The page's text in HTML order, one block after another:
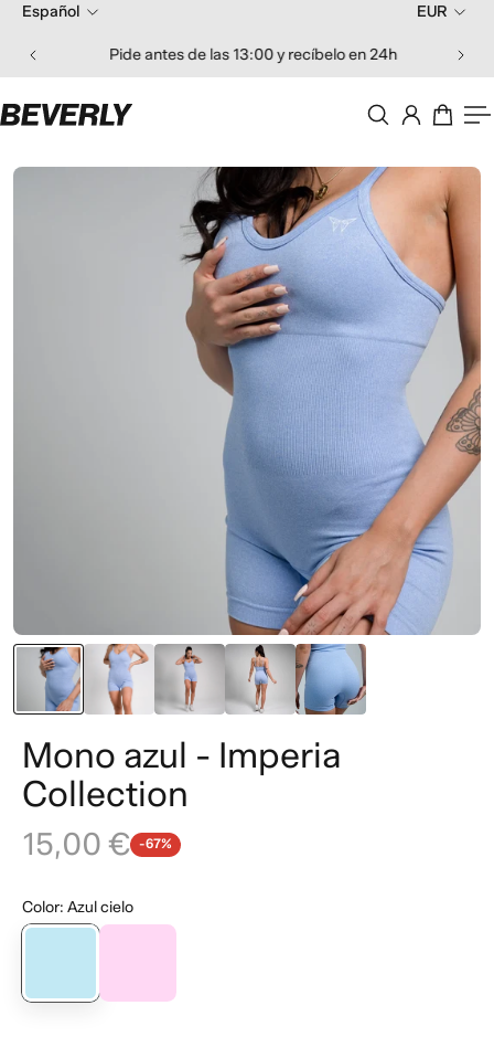
Pide antes de las 13:00 y recíbelo en 24h
Español EUR
Mono azul - Imperia
Collection
15,00 € -67%
Color:Azul cielo